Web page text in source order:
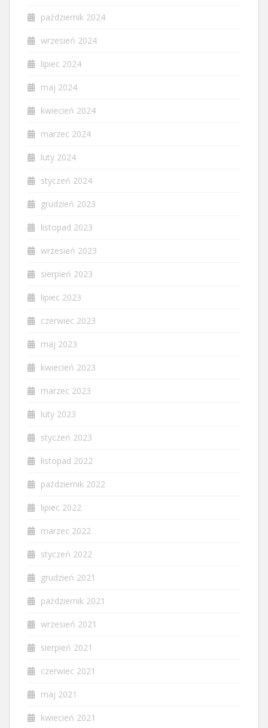
październik 2024
wrzesień 2024
lipiec 2024
maj 2024
kwiecień 2024
marzec 2024
luty 2024
styczeń 2024
grudzień 2023
listopad 2023
wrzesień 2023
sierpień 2023
lipiec 2023
czerwiec 2023
maj 2023
kwiecień 2023
marzec 2023
luty 2023
styczeń 2023
listopad 2022
październik 2022
lipiec 2022
marzec 2022
styczeń 2022
grudzień 2021
październik 2021
wrzesień 2021
sierpień 2021
czerwiec 2021
maj 2021
kwiecień 2021